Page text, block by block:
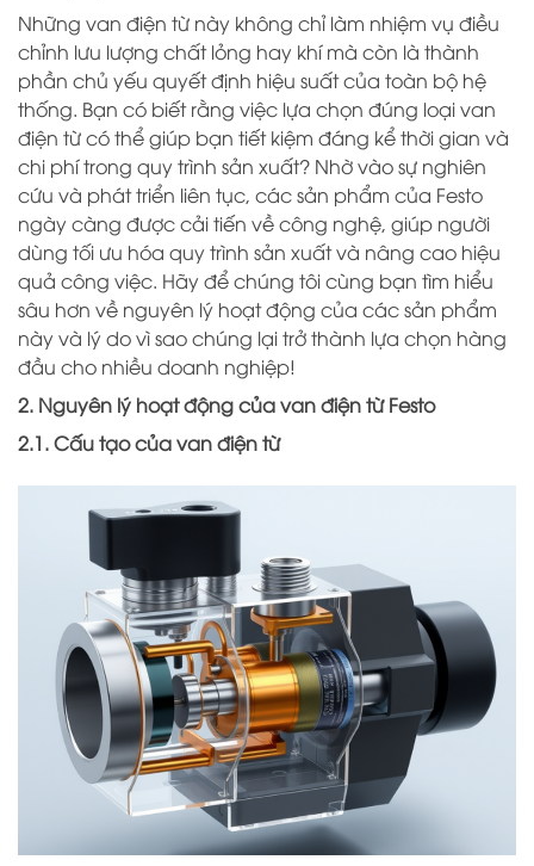
Những van điện từ này không chỉ làm nhiệm vụ điều
chỉnh lưu lượng chất lỏng hay khí mà còn là thành
phần chủ yếu quyết định hiệu suất của toàn bộ hệ
thống. Bạn có biết rằng việc lựa chọn đúng loại van
điện từ có thể giúp bạn tiết kiệm đáng kể thời gian và
chi phí trong quy trình sản xuất? Nhờ vào sự nghiên
cứu và phát triển liên tục, các sản phẩm của Festo
ngày càng được cải tiến về công nghệ, giúp người
dùng tối ưu hóa quy trình sản xuất và nâng cao hiệu
quả công việc. Hãy để chúng tôi cùng bạn tìm hiểu
sâu hơn về nguyên lý hoạt động của các sản phẩm
này và lý do vì sao chúng lại trở thành lựa chọn hàng
đầu cho nhiều doanh nghiệp!
2. Nguyên lý hoạt động của van điện từ Festo
2.1. Cấu tạo của van điện từ